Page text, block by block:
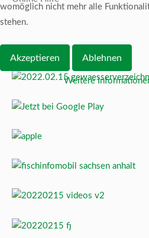
womöglich nicht mehr alle
stehen.
Akzeptieren Ablehnen
Weitere